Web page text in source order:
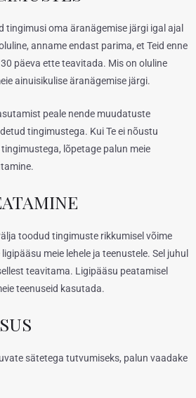
tingimusi oma äranägemise järgi igal ajal
anname endast parima, et Teid enne
päeva ette teavitada. Mis on oluline
ainuisikulise äranägemise järgi.
peale nende muudatuste
tingimustega. Kui Te ei nõustu
lõpetage palun meie
toodud tingimuste rikkumisel võime
meie lehele ja teenustele. Sel juhul
teavitama. Ligipääsu peatamisel
teenuseid kasutada.
sätetega tutvumiseks, palun vaadake